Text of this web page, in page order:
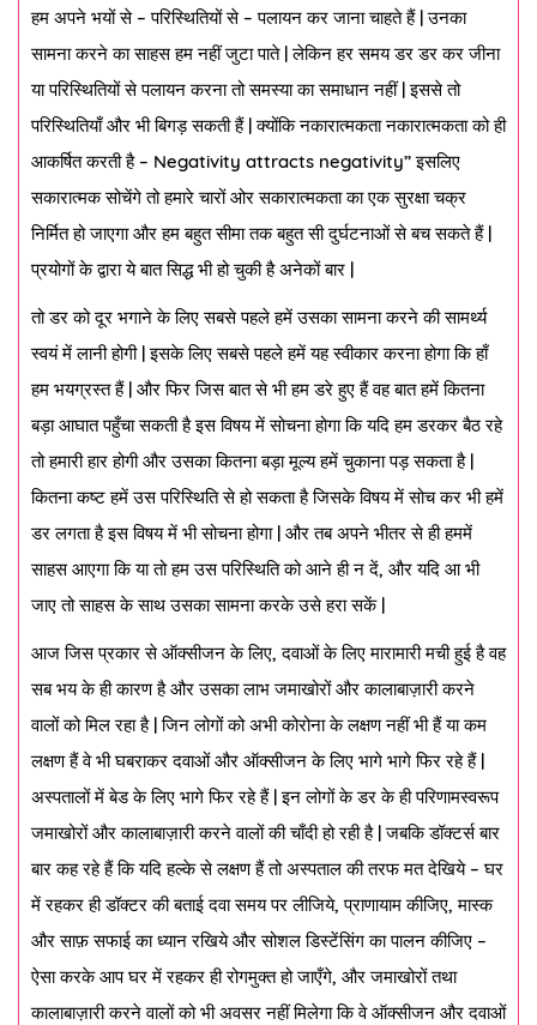
हम अपने भयों से – परिस्थितियों से – पलायन कर जाना चाहते हैं | उनका
सामना करने का साहस हम नहीं जुटा पाते | लेकिन हर समय डर डर कर जीना
या परिस्थितियों से पलायन करना तो समस्या का समाधान नहीं | इससे तो
परिस्थितियाँ और भी बिगड़ सकती हैं | क्योंकि नकारात्मकता नकारात्मकता को ही
आकर्षित करती है – Negativity attracts negativity” इसलिए
सकारात्मक सोचेंगे तो हमारे चारों ओर सकारात्मकता का एक सुरक्षा चक्र
निर्मित हो जाएगा और हम बहुत सीमा तक बहुत सी दुर्घटनाओं से बच सकते हैं |
प्रयोगों के द्वारा ये बात सिद्ध भी हो चुकी है अनेकों बार |
तो डर को दूर भगाने के लिए सबसे पहले हमें उसका सामना करने की सामर्थ्य
स्वयं में लानी होगी | इसके लिए सबसे पहले हमें यह स्वीकार करना होगा कि हाँ
हम भयग्रस्त हैं | और फिर जिस बात से भी हम डरे हुए हैं वह बात हमें कितना
बड़ा आघात पहुँचा सकती है इस विषय में सोचना होगा कि यदि हम डरकर बैठ रहे
तो हमारी हार होगी और उसका कितना बड़ा मूल्य हमें चुकाना पड़ सकता है |
कितना कष्ट हमें उस परिस्थिति से हो सकता है जिसके विषय में सोच कर भी हमें
डर लगता है इस विषय में भी सोचना होगा | और तब अपने भीतर से ही हममें
साहस आएगा कि या तो हम उस परिस्थिति को आने ही न दें, और यदि आ भी
जाए तो साहस के साथ उसका सामना करके उसे हरा सकें |
आज जिस प्रकार से ऑक्सीजन के लिए, दवाओं के लिए मारामारी मची हुई है वह
सब भय के ही कारण है और उसका लाभ जमाखोरों और कालाबाज़ारी करने
वालों को मिल रहा है | जिन लोगों को अभी कोरोना के लक्षण नहीं भी हैं या कम
लक्षण हैं वे भी घबराकर दवाओं और ऑक्सीजन के लिए भागे भागे फिर रहे हैं |
अस्पतालों में बेड के लिए भागे फिर रहे हैं | इन लोगों के डर के ही परिणामस्वरूप
जमाखोरों और कालाबाज़ारी करने वालों की चाँदी हो रही है | जबकि डॉक्टर्स बार
बार कह रहे हैं कि यदि हल्के से लक्षण हैं तो अस्पताल की तरफ मत देखिये – घर
में रहकर ही डॉक्टर की बताई दवा समय पर लीजिये, प्राणायाम कीजिए, मास्क
और साफ़ सफाई का ध्यान रखिये और सोशल डिस्टेंसिंग का पालन कीजिए –
ऐसा करके आप घर में रहकर ही रोगमुक्त हो जाएँगे, और जमाखोरों तथा
कालाबाज़ारी करने वालों को भी अवसर नहीं मिलेगा कि वे ऑक्सीजन और दवाओं